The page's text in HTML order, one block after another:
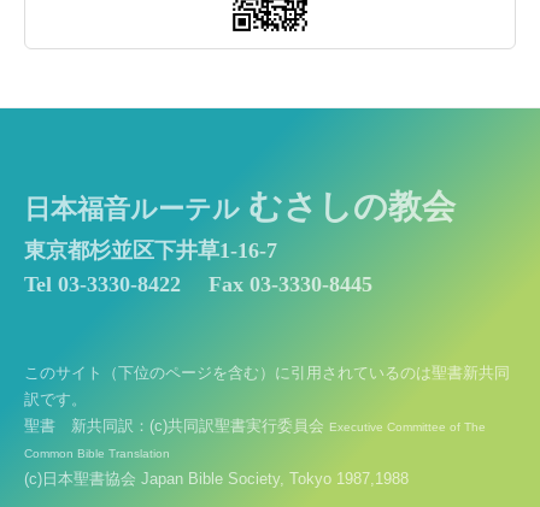
日本福音ルーテル むさしの教会
東京都杉並区下井草1-16-7
Tel 03-3330-8422
Fax 03-3330-8445
このサイト（下位のページを含む）に引用されているのは聖書新共同
訳です。
聖書 新共同訳：(c)共同訳聖書実行委員会 Executive Committee of The
Common Bible Translation
(c)日本聖書協会 Japan Bible Society, Tokyo 1987,1988